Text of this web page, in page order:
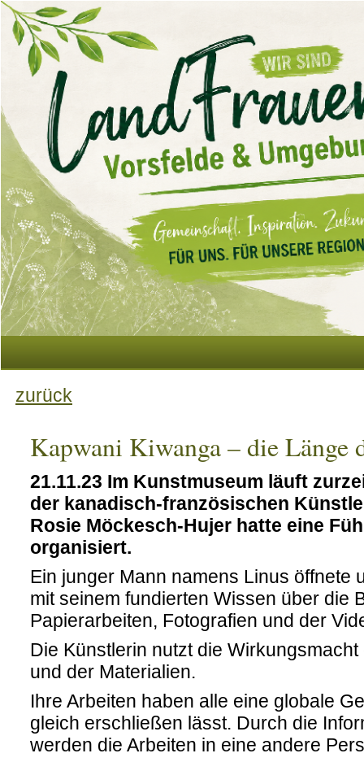
zurück
Kapwani Kiwanga – die Länge
21.11.23 Im Kunstmuseum läuft
der kanadisch-französischen
Rosie Möckesch-Hujer hatte eine
organisiert.
Ein junger Mann namens Linus öffnete
mit seinem fundierten Wissen über die
Papierarbeiten, Fotografien und der
Die Künstlerin nutzt die
und der Materialien.
Ihre Arbeiten haben alle eine globale
gleich erschließen lässt. Durch die
werden die Arbeiten in eine andere